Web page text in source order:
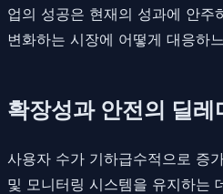
업의 성공은 현재의 성과에 안주
변화하는 시장에 어떻게 대응하
확장성과 안전의 딜레
사용자 수가 기하급수적으로 증
및 모니터링 시스템을 유지하는